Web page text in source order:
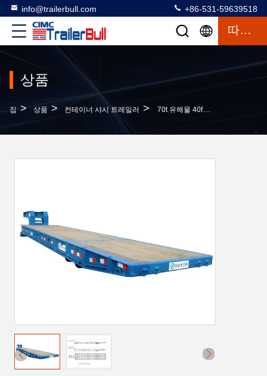
info@trailerbull.com +86-531-59639518
따옴표
상품
집 > 상품 > 컨테이너 샤시 트레일러 > 70t 유해물 40ft 고정된 거위 마피 트레일러 롤-롤 트레일러